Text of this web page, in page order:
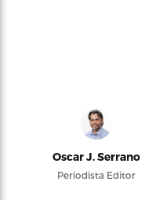
Oscar J. Serrano
Periodista Editor